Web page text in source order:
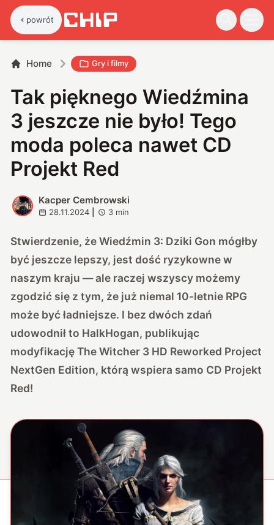
powrót
Home Gry i filmy
Tak pięknego Wiedźmina
3 jeszcze nie było! Tego
moda poleca nawet CD
Projekt Red
K
Kacper Cembrowski
28.11.2024 3 min
Stwierdzenie, że Wiedźmin 3: Dziki Gon mógłby
być jeszcze lepszy, jest dość ryzykowne w
naszym kraju — ale raczej wszyscy możemy
zgodzić się z tym, że już niemal 10-letnie RPG
może być ładniejsze. I bez dwóch zdań
udowodnił to HalkHogan, publikując
modyfikację The Witcher 3 HD Reworked Project
NextGen Edition, którą wspiera samo CD Projekt
Red!